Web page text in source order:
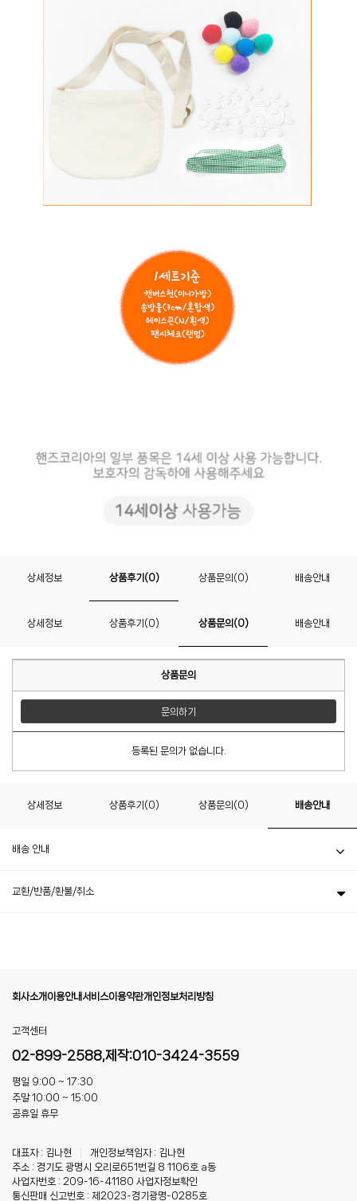
상세정보 상품후기(0) 상품문의(0) 배송안내
상세정보 상품후기(0) 상품문의(0) 배송안내
상품문의
문의하기
등록된 문의가 없습니다.
상세정보 상품후기(0) 상품문의(0) 배송안내
배송 안내
교환/반품/환불/취소
회사소개 이용안내서비스이용약관개인정보처리방침
고객센터
02-899-2588,제작:010-3424-3559
평일 9:00 ~ 17:30
주말 10:00 ~ 15:00
공휴일 휴무
대표자 : 김나현
개인정보책임자 : 김나현
주소 : 경기도 광명시 오리로651번길 8 1106호 a동
사업자번호 : 209-16-41180 사업자정보확인
통신판매 신고번호 : 제2023-경기광명-0285호